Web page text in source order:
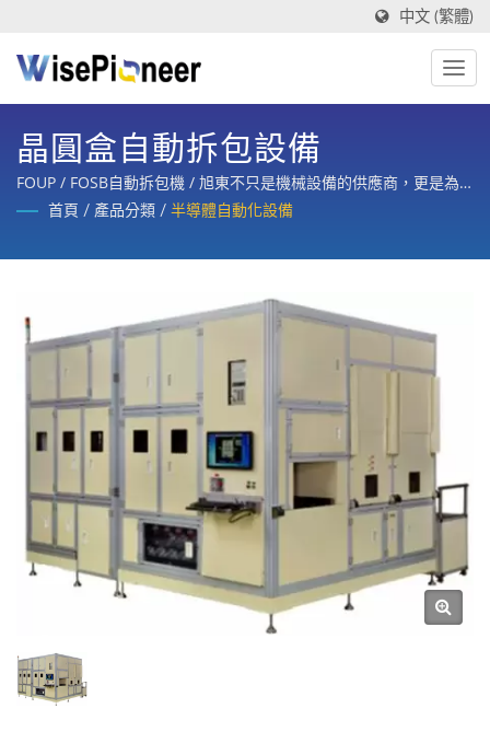
中文 (繁體)
晶圓盒自動拆包設備
FOUP / FOSB自動拆包機 / 旭東不只是機械設備的供應商，更是為
客戶提供製程設備，整合規劃、設計、製造、訓練與整廠售後服務
首頁 / 產品分類 / 半導體自動化設備